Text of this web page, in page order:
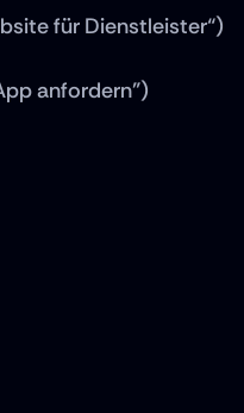
für Dienstleister“)
anfordern")